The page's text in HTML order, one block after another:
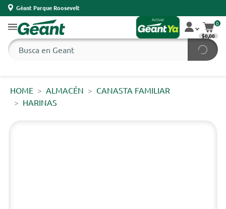
Géant Parque Roosevelt
0
$0,00
HOME ALMACÉN
CANASTA FAMILIAR
HARINAS